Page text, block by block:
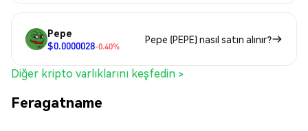
Pepe
$0.0000028-0.40%
Pepe (PEPE) nasıl satın alınır?
Diğer kripto varlıklarını keşfedin >
Feragatname